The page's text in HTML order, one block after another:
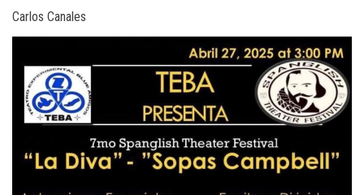
Carlos Canales